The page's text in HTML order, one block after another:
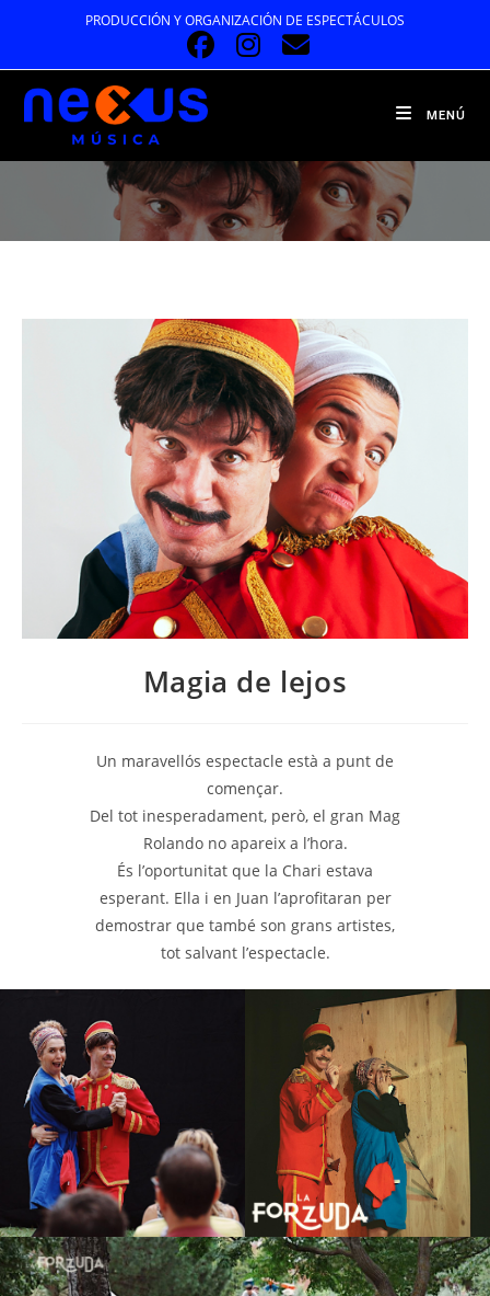
contenido
PRODUCCIÓN Y ORGANIZACIÓN DE ESPECTÁCULOS
MENÚ
Magia de lejos
Un maravellós espectacle està a punt de
començar.
Del tot inesperadament, però, el gran Mag
Rolando no apareix a l’hora.
És l’oportunitat que la Chari estava
esperant. Ella i en Juan l’aprofitaran per
demostrar que també son grans artistes,
tot salvant l’espectacle.